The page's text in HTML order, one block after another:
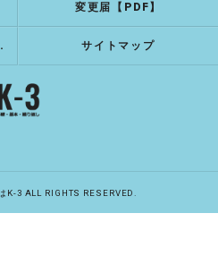
変更届【PDF】
手続き】 サイトマップ
K-3 ALL RIGHTS RESERVED.